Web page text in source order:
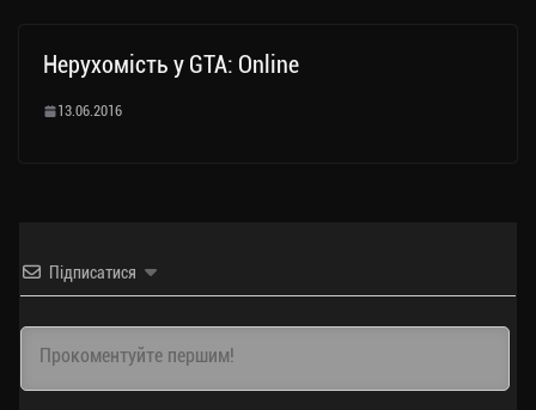
Нерухомість у GTA: Online
13.06.2016
Підписатися